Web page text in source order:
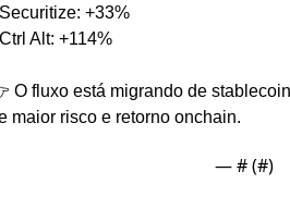
+33%
Alt: +114%
O fluxo está migrando de
maior risco e retorno onchain.
— # (#)